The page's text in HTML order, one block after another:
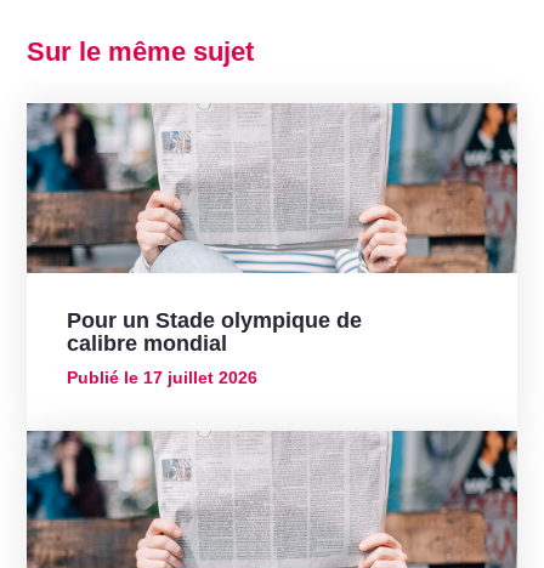
Sur le même sujet
Pour un Stade olympique de
calibre mondial
Publié le17 juillet 2026